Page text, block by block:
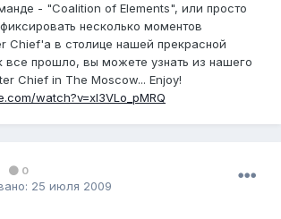
- "Coalition of Elements", или просто
несколько моментов
Chief'а в столице нашей прекрасной
все прошло, вы можете узнать из нашего
Chief in The Moscow... Enjoy!
watch?v=xl3VLo_pMRQ
0
25 июля 2009